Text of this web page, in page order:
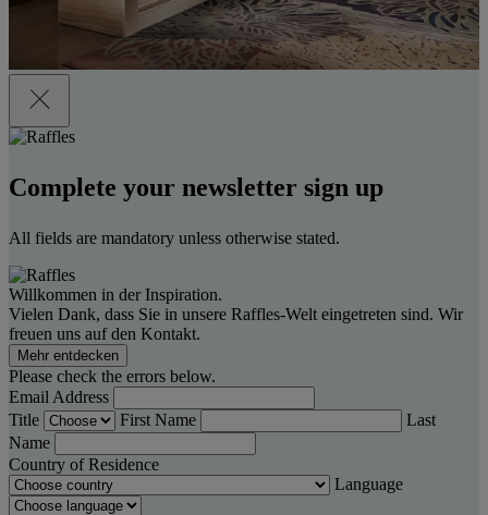
Complete your newsletter sign up
All fields are mandatory unless otherwise stated.
Willkommen in der Inspiration.
Vielen Dank, dass Sie in unsere Raffles-Welt eingetreten sind. Wir
freuen uns auf den Kontakt.
Mehr entdecken
Please check the errors below.
Email Address
Title
First Name
Last
Name
Country of Residence
Language